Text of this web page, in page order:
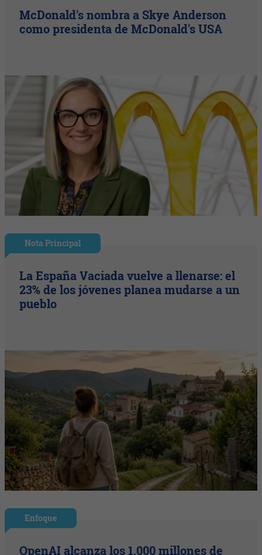
McDonald's nombra a Skye Anderson
como presidenta de McDonald's USA
Nota Principal
La España Vaciada vuelve a llenarse: el
23% de los jóvenes planea mudarse a un
pueblo
Enfoque
OpenAI alcanza los 1.000 millones de